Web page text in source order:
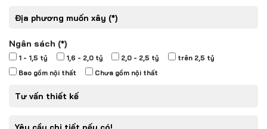
Ngân sách (*)
1 - 1,5 tỷ 1,6 - 2,0 tỷ 2,0 - 2,5 tỷ
trên 2,5 tỷ
Bao gồm nội thất
Chưa gồm nội thất